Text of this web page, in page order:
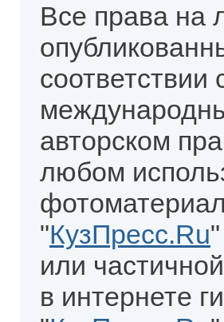
Все права на
соответствии
авторском
любом
"КузПресс.Ru
или
в интернете